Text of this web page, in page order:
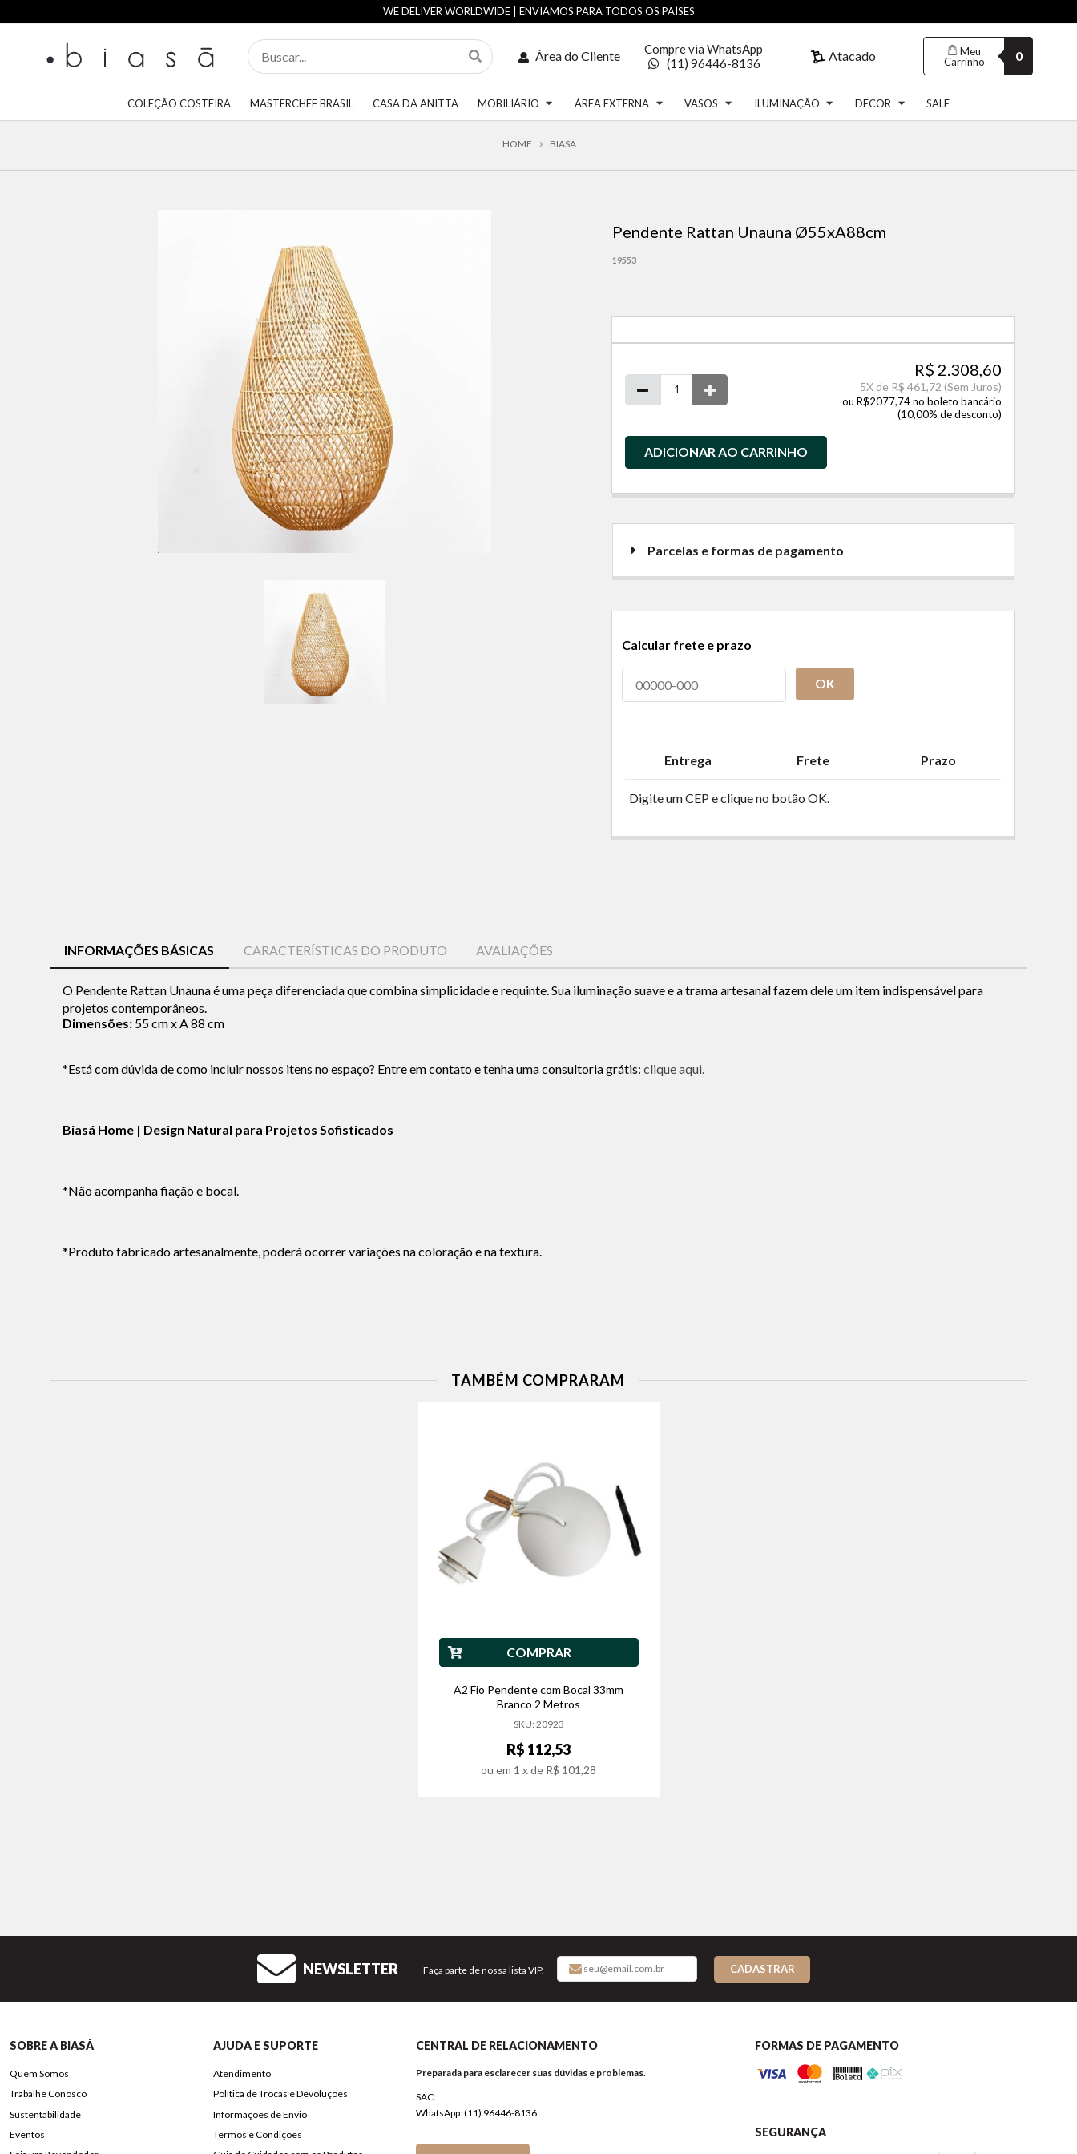
WE DELIVER WORLDWIDE | ENVIAMOS PARA TODOS OS PAÍSES
Área do Cliente
Compre via WhatsApp
(11) 96446-8136
Atacado
Meu
Carrinho
0
COLEÇÃO COSTEIRA MASTERCHEF BRASIL CASA DA ANITTA MOBILIÁRIO ÁREA EXTERNA VASOS ILUMINAÇÃO DECOR SALE
HOME BIASA
Pendente Rattan Unauna Ø55xA88cm
19553
R$ 2.308,60
5X de R$ 461,72 (Sem Juros)
ou R$2077,74 no boleto bancário
(10,00% de desconto)
ADICIONAR AO CARRINHO
Parcelas e formas de pagamento
Calcular frete e prazo
OK
Entrega Frete Prazo
Digite um CEP e clique no botão OK.
INFORMAÇÕES BÁSICAS CARACTERÍSTICAS DO PRODUTO AVALIAÇÕES
O Pendente Rattan Unauna é uma peça diferenciada que combina simplicidade e requinte. Sua iluminação suave e a trama artesanal fazem dele um item indispensável para
projetos contemporâneos.
Dimensões: 55 cm x A 88 cm
*Está com dúvida de como incluir nossos itens no espaço? Entre em contato e tenha uma consultoria grátis: clique aqui.
Biasá Home | Design Natural para Projetos Sofisticados
*Não acompanha fiação e bocal.
*Produto fabricado artesanalmente, poderá ocorrer variações na coloração e na textura.
TAMBÉM COMPRARAM
COMPRAR
A2 Fio Pendente com Bocal 33mm
Branco 2 Metros
SKU: 20923
R$ 112,53
ou em 1 x de R$ 101,28
NEWSLETTER Faça parte de nossa lista VIP. CADASTRAR
SOBRE A BIASÁ
Quem Somos
Trabalhe Conosco
Sustentabilidade
Eventos
AJUDA E SUPORTE
Atendimento
Política de Trocas e Devoluções
Informações de Envio
Termos e Condições
CENTRAL DE RELACIONAMENTO
Preparada para esclarecer suas dúvidas e problemas.
SAC:
WhatsApp: (11) 96446-8136
FORMAS DE PAGAMENTO
SEGURANÇA